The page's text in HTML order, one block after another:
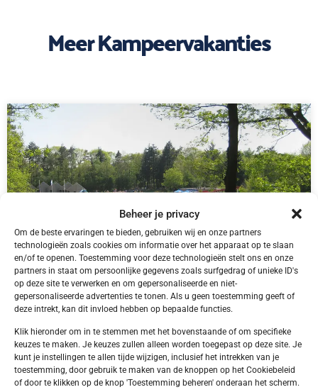
Beheer je privacy
Om de beste ervaringen te bieden, gebruiken wij en onze partners
technologieën zoals cookies om informatie over het apparaat op te slaan
en/of te openen. Toestemming voor deze technologieën stelt ons en onze
partners in staat om persoonlijke gegevens zoals surfgedrag of unieke ID's
op deze site te verwerken en om gepersonaliseerde en niet-
gepersonaliseerde advertenties te tonen. Als u geen toestemming geeft of
deze intrekt, kan dit invloed hebben op bepaalde functies.
Klik hieronder om in te stemmen met het bovenstaande of om specifieke
keuzes te maken. Je keuzes zullen alleen worden toegepast op deze site. Je
kunt je instellingen te allen tijde wijzigen, inclusief het intrekken van je
toestemming, door gebruik te maken van de knoppen op het Cookiebeleid
of door te klikken op de knop 'Toestemming beheren' onderaan het scherm.
Meer Kampeervakanties
NL,Friesland
Friesland Appelscha Camping Alkenhaer